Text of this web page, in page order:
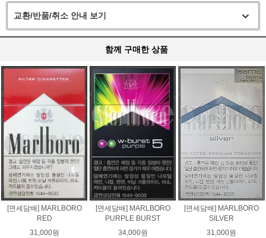
교환/반품/취소 안내 보기
함께 구매한 상품
[면세담배] MARLBORO
RED
31,000원
[면세담배] MARLBORO
PURPLE BURST
34,000원
[면세담배] MARLBORO
SILVER
31,000원